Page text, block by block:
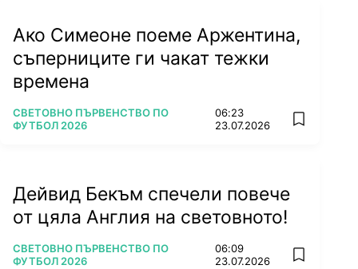
Ако Симеоне поеме Аржентина,
съперниците ги чакат тежки
времена
ПОВЕЧЕ ОТ
СВЕТОВНО ПЪРВЕНСТВО ПО
ФУТБОЛ 2026
06:23
23.07.2026
add
Дейвид Бекъм спечели повече
от цяла Англия на световното!
ПОВЕЧЕ ОТ
СВЕТОВНО ПЪРВЕНСТВО ПО
ФУТБОЛ 2026
06:09
23.07.2026
add